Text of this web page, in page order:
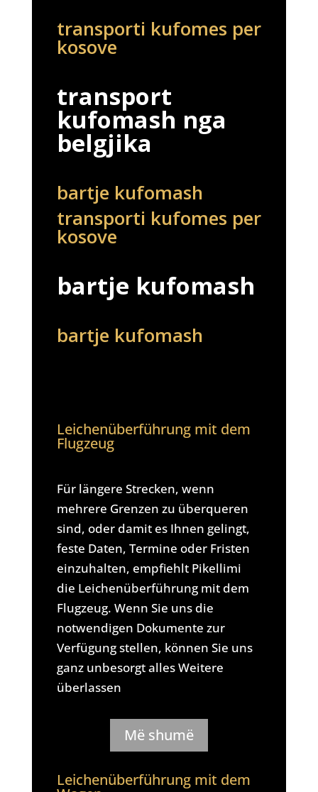
transporti kufomes per
kosove
transport
kufomash nga
belgjika
bartje kufomash
transporti kufomes per
kosove
bartje kufomash
bartje kufomash
Leichenüberführung mit dem
Flugzeug
Für längere Strecken, wenn
mehrere Grenzen zu überqueren
sind, oder damit es Ihnen gelingt,
feste Daten, Termine oder Fristen
einzuhalten, empfiehlt Pikellimi
die Leichenüberführung mit dem
Flugzeug. Wenn Sie uns die
notwendigen Dokumente zur
Verfügung stellen, können Sie uns
ganz unbesorgt alles Weitere
überlassen
Më shumë
Leichenüberführung mit dem